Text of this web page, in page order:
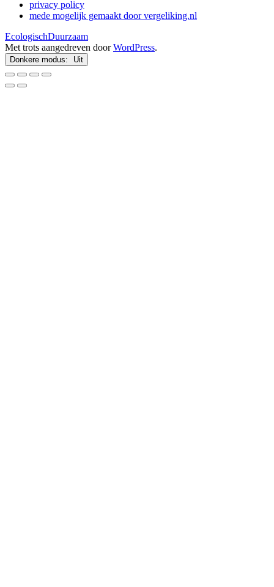
privacy policy
mede mogelijk gemaakt door vergeliking.nl
EcologischDuurzaam
Met trots aangedreven doorWordPress.
Donkere modus: